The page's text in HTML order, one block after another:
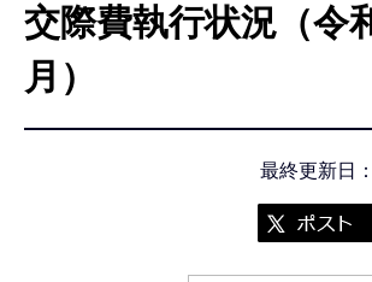
交際費執行状況（令
月）
最終更新日